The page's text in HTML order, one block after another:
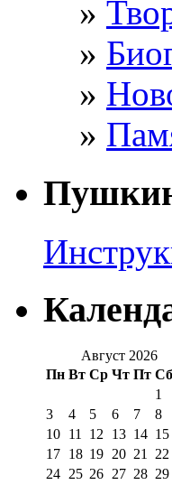
Август 2026
Пн Вт Ср Чт Пт Сб
1
3
4 5 6 7 8
10 11 12 13 14 15
17 18 19 20 21 22
24 25 26 27 28 29